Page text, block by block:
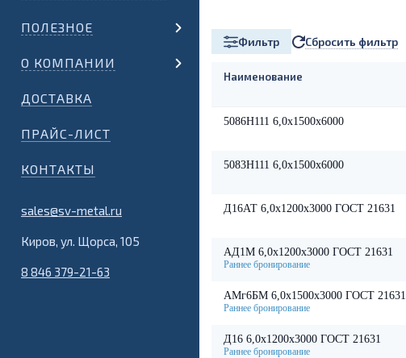
ПОЛЕЗНОЕ
О КОМПАНИИ
ДОСТАВКА
ПРАЙС-ЛИСТ
КОНТАКТЫ
sales@sv-metal.ru
Киров, ул. Щорса, 105
8 846 379-21-63
Фильтр Сбросить фильтр
Наименование
5086Н111 6,0х1500х6000
5083Н111 6,0х1500х6000
Д16АТ 6,0х1200х3000 ГОСТ 21631
АД1М 6,0х1200х3000 ГОСТ 21631
АМг6БМ 6,0х1500х3000 ГОСТ 21631
Д16 6,0х1200х3000 ГОСТ 21631